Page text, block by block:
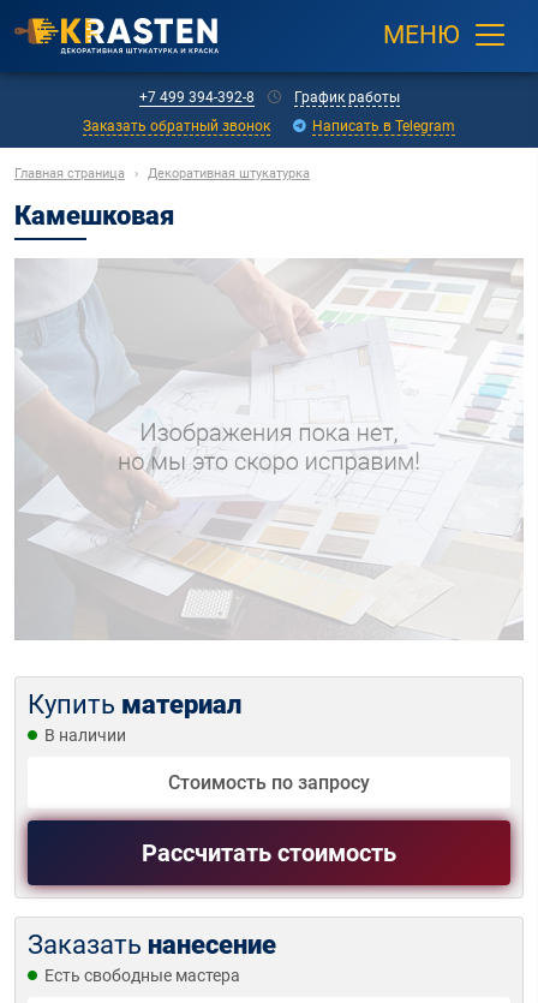
+7 499 394-392-8
График работы
Заказать обратный звонок
Написать в Telegram
МЕНЮ
Главная страница › Декоративная штукатурка
Камешковая
Купить материал
В наличии
Стоимость по запросу
Рассчитать стоимость
Заказать нанесение
Есть свободные мастера